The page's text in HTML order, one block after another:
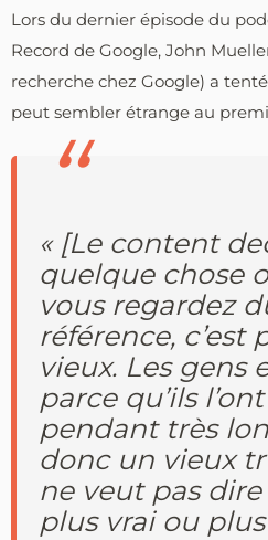
Lors du dernier épisode du
Record de Google, John
recherche chez Google) a
peut sembler étrange au
« [Le content
quelque chose
vous regardez
référence,
vieux. Les gens
parce qu’ils
pendant très
donc un vieux
ne veut pas dire
plus vrai ou